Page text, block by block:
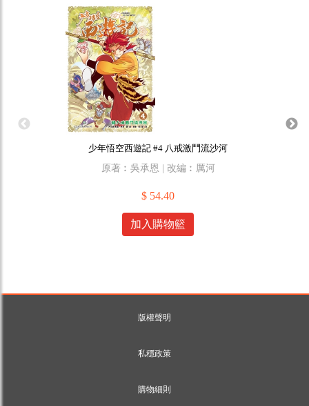
少年悟空西遊記 #4 八戒激鬥流沙河
原著︰吳承恩 | 改編︰厲河
$ 54.40
加入購物籃
版權聲明
私穩政策
購物細則